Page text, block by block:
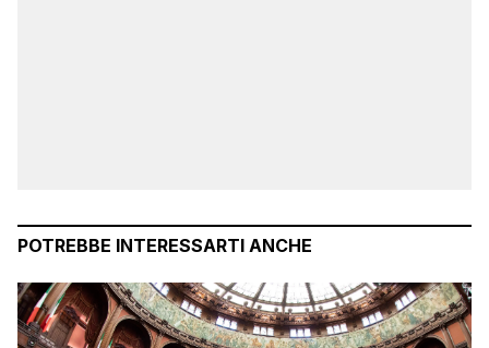
POTREBBE INTERESSARTI ANCHE